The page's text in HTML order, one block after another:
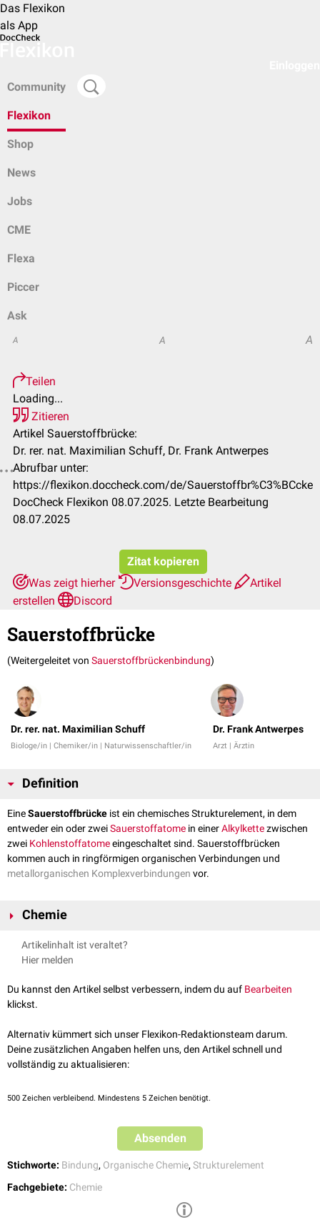
Das Flexikon
als App
Community
Flexikon
Shop
News
Jobs
CME
Flexa
Piccer
Ask
A A A
Teilen
Loading...
Zitieren
Artikel Sauerstoffbrücke:
Dr. rer. nat. Maximilian Schuff, Dr. Frank Antwerpes
Abrufbar unter:
https://flexikon.doccheck.com/de/Sauerstoffbr%C3%BCcke
DocCheck Flexikon 08.07.2025. Letzte Bearbeitung
08.07.2025
Zitat kopieren
Was zeigt hierher
Versionsgeschichte
Artikel
erstellen
Discord
Sauerstoffbrücke
(Weitergeleitet von Sauerstoffbrückenbindung)
Dr. rer. nat. Maximilian Schuff
Biologe/in | Chemiker/in | Naturwissenschaftler/in
Dr. Frank Antwerpes
Arzt | Ärztin
Definition
EineSauerstoffbrücke ist ein chemisches Strukturelement, in dem
entweder ein oder zweiSauerstoffatome in einerAlkylkettezwischen
zwei Kohlenstoffatomeeingeschaltet sind. Sauerstoffbrücken
kommen auch in ringförmigen organischen Verbindungen und
metallorganischen Komplexverbindungen vor.
Chemie
Sauerstoffbrücken sind Strukturelemente in stabilen
Kohlenstoffverbindungen wie
spricht man von einem
Peroxid
. Diese Verbindungen sind instabil und
zersetzen sich rasch.
Artikelinhalt ist veraltet?
Hier melden
Du kannst den Artikel selbst verbessern, indem du auf Bearbeiten
klickst.
Alternativ kümmert sich unser Flexikon-Redaktionsteam darum.
Deine zusätzlichen Angaben helfen uns, den Artikel schnell und
vollständig zu aktualisieren:
500 Zeichen verbleibend. Mindestens 5 Zeichen benötigt.
Absenden
Stichworte: Bindung, Organische Chemie, Strukturelement
Fachgebiete: Chemie